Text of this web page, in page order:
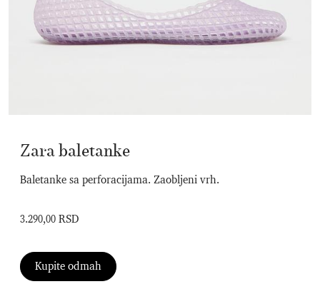
Zara baletanke
Baletanke sa perforacijama. Zaobljeni vrh.
3.290,00 RSD
Kupite odmah